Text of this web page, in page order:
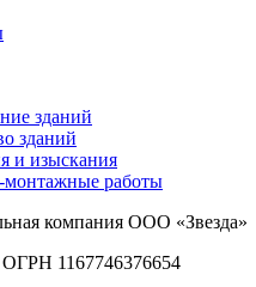
зданий
зданий
и изыскания
монтажные работы
компания ООО «Звезда»
1167746376654